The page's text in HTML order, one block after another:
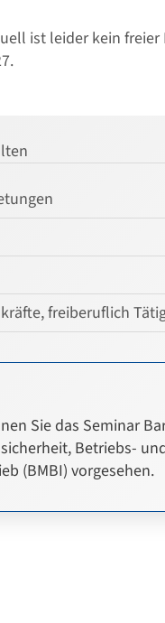
ist leider kein freier
freiberuflich
Sie das Seminar
Betriebs-
(BMBI) vorgesehen.